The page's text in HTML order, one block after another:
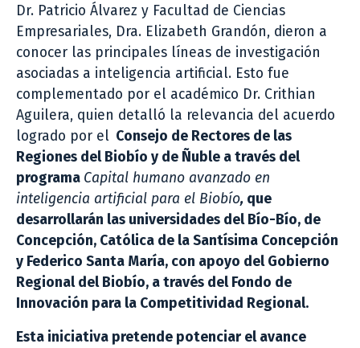
Dr. Patricio Álvarez y Facultad de Ciencias
Empresariales, Dra. Elizabeth Grandón, dieron a
conocer las principales líneas de investigación
asociadas a inteligencia artificial. Esto fue
complementado por el académico Dr. Crithian
Aguilera, quien detalló la relevancia del acuerdo
logrado por el Consejo de Rectores de las
Regiones del Biobío y de Ñuble a través del
programa Capital humano avanzado en
inteligencia artificial para el Biobío, que
desarrollarán las universidades del Bío-Bío, de
Concepción, Católica de la Santísima Concepción
y Federico Santa María, con apoyo del Gobierno
Regional del Biobío, a través del Fondo de
Innovación para la Competitividad Regional.
Esta iniciativa pretende potenciar el avance